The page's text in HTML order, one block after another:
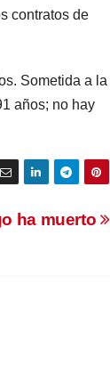
contratos de
Sometida a la
años; no hay
ha muerto